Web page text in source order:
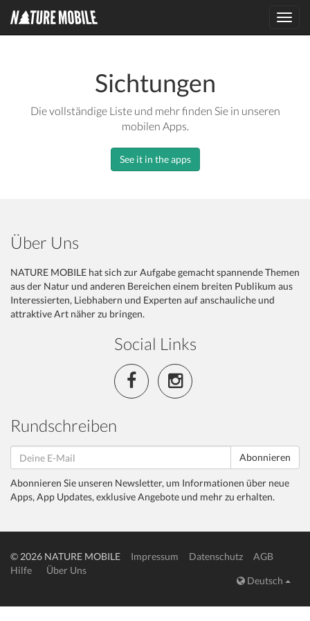
Sichtungen
Die vollständige Liste und mehr finden Sie in unseren
mobilen Apps.
See it in the apps
Über Uns
NATURE MOBILE hat sich zur Aufgabe gemacht spannende Themen
aus der Natur und anderen Bereichen einem breiten Publikum aus
Interessierten, Liebhabern und Experten auf anschauliche und
attraktive Art näher zu bringen.
Social Links
Rundschreiben
Abonnieren
Abonnieren Sie unseren Newsletter, um Informationen über neue
Apps, App Updates, exklusive Angebote und mehr zu erhalten.
© 2026 NATURE MOBILE Impressum Datenschutz
AGB
Hilfe
Über Uns
Deutsch